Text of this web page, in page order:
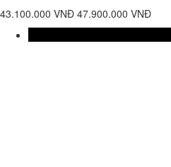
43.100.000 VNĐ 47.900.000 VNĐ